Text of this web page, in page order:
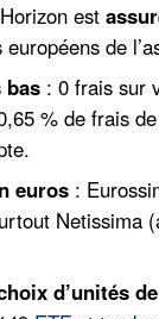
est
de
bas : 0 frais sur
% de frais
euros :
Netissima
d’unités